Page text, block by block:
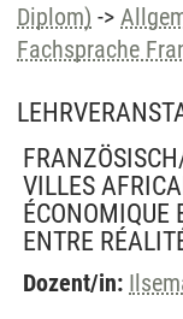
Diplom) ->
Fachsprache
VILLES
ÉCONOMIQUE
ENTRE
Dozent/in: